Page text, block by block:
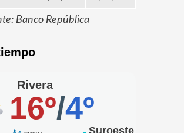
Banco República
Rivera
16º/4º
Suroeste